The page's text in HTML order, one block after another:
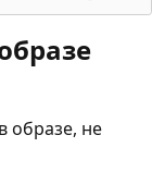
образе, не